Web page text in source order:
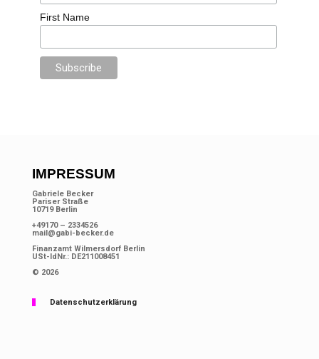
First Name
IMPRESSUM
Gabriele Becker
Pariser Straße
10719 Berlin
+49170 – 2334526
mail@gabi-becker.de
Finanzamt Wilmersdorf Berlin
USt-IdNr.: DE211008451
© 2026
Datenschutzerklärung